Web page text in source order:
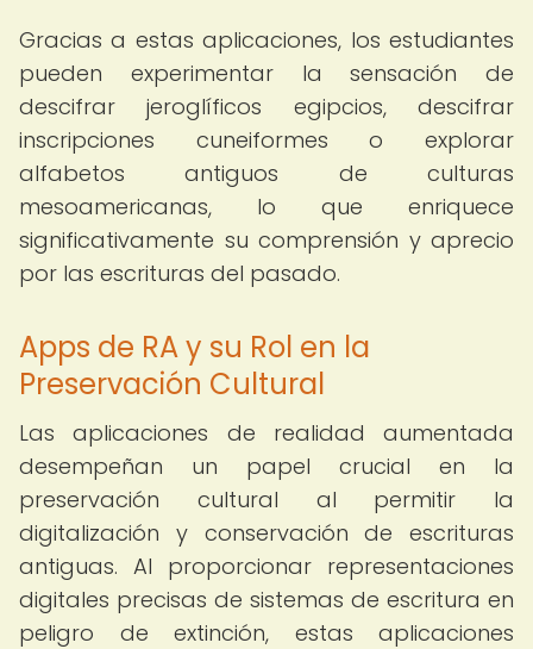
Gracias a estas aplicaciones, los estudiantes
pueden experimentar la sensación de
descifrar jeroglíficos egipcios, descifrar
inscripciones cuneiformes o explorar
alfabetos antiguos de culturas
mesoamericanas, lo que enriquece
significativamente su comprensión y aprecio
por las escrituras del pasado.
Apps de RA y su Rol en la
Preservación Cultural
Las aplicaciones de realidad aumentada
desempeñan un papel crucial en la
preservación cultural al permitir la
digitalización y conservación de escrituras
antiguas. Al proporcionar representaciones
digitales precisas de sistemas de escritura en
peligro de extinción, estas aplicaciones